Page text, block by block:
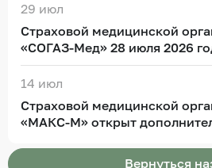
обязательного медицинского
29 июл
Страховой медицинской
«СОГАЗ-Мед» 28 июля 2026
дополнительный пункт
обязательного медицинского
14 июл
Страховой медицинской
«МАКС-М» открыт
Вернуться